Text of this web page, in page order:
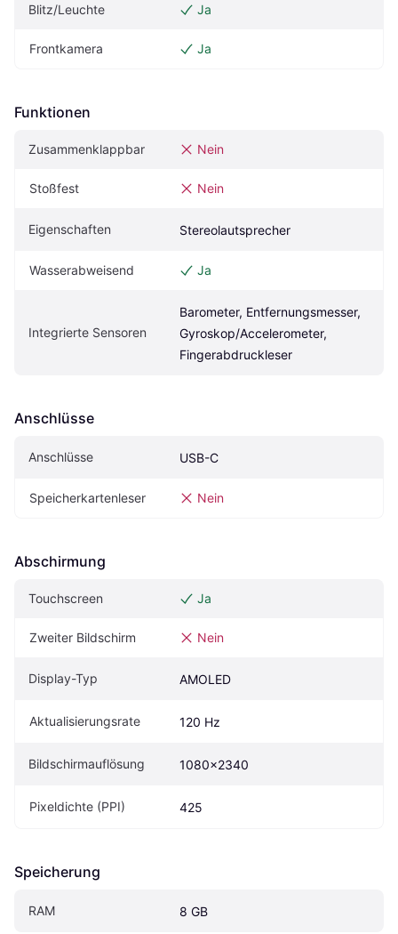
Blitz/Leuchte Ja
Frontkamera Ja
Funktionen
Zusammenklappbar Nein
Stoßfest Nein
Eigenschaften Stereolautsprecher
Wasserabweisend Ja
Integrierte Sensoren
Barometer, Entfernungsmesser,
Gyroskop/Accelerometer,
Fingerabdruckleser
Anschlüsse
Anschlüsse USB-C
Speicherkartenleser Nein
Abschirmung
Touchscreen Ja
Zweiter Bildschirm Nein
Display-Typ AMOLED
Aktualisierungsrate 120 Hz
Bildschirmauflösung 1080x2340
Pixeldichte (PPI) 425
Speicherung
RAM 8 GB